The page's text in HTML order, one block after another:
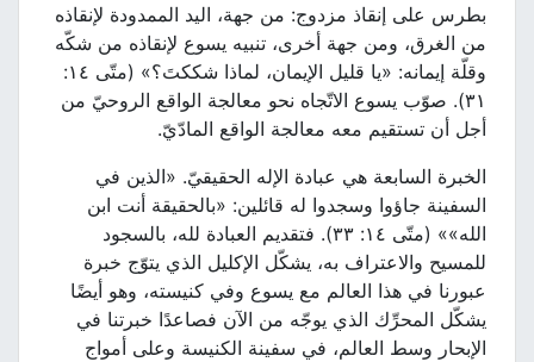
بطرس على إنقاذ مزدوج: من جهة، اليد الممدودة لإنقاذه
من الغرق، ومن جهة أخرى، تنبيه يسوع لإنقاذه من شكّه
وقلّة إيمانه: «يا قليل الإيمان، لماذا شككتَ؟» (متّى ١٤:
٣١). صوّب يسوع الاتّجاه نحو معالجة الواقع الروحيّ من
أجل أن تستقيم معه معالجة الواقع المادّيّ.
الخبرة السابعة هي عبادة الإله الحقيقيّ. «الذين في
السفينة جاؤوا وسجدوا له قائلين: «بالحقيقة أنت ابن
الله»» (متّى ١٤: ٣٣). فتقديم العبادة لله، بالسجود
للمسيح والاعتراف به، يشكّل الإكليل الذي يتوّج خبرة
عبورنا في هذا العالم مع يسوع وفي كنيسته، وهو أيضًا
يشكّل المحرِّك الذي يوجّه من الآن فصاعدًا خبرتنا في
الإبحار وسط العالم، في سفينة الكنيسة وعلى أمواج